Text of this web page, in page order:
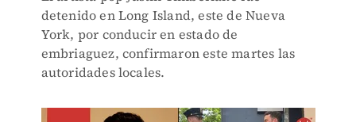
detenido en Long Island, este de Nueva
York, por conducir en estado de
embriaguez, confirmaron este martes las
autoridades locales.